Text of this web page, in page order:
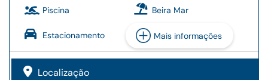
Piscina Beira Mar
Estacionamento Mais informações
Localização